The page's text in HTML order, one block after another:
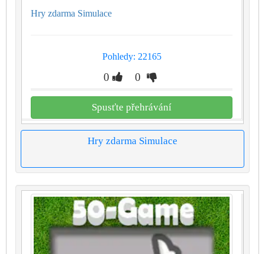
Hry zdarma Simulace
Pohledy: 22165
0 0
Spusťte přehrávání
Hry zdarma Simulace